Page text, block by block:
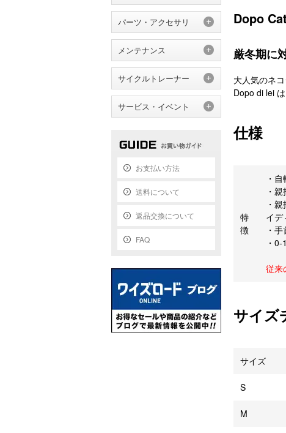
Dopo
厳冬期に
大人気のネ
Dopo di lei
仕様
特
徴
・
・
・
イデ
・
・
従来
サイズ
サイズ
S
M
パーツ・アクセサリ
メンテナンス
サイクルトレーナー
サービス・イベント
お支払い方法
送料について
返品交換について
FAQ